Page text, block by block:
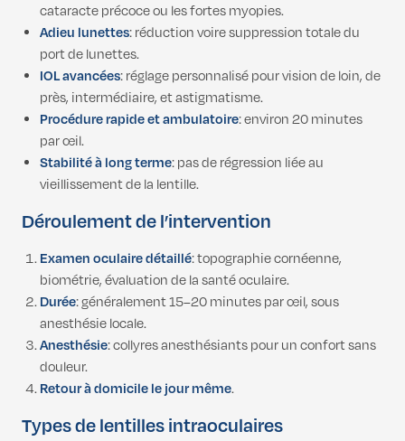
cataracte précoce ou les fortes myopies.
Adieu lunettes: réduction voire suppression totale du
port de lunettes.
IOL avancées: réglage personnalisé pour vision de loin, de
près, intermédiaire, et astigmatisme.
Procédure rapide et ambulatoire: environ 20 minutes
par œil.
Stabilité à long terme: pas de régression liée au
vieillissement de la lentille.
Déroulement de l’intervention
Examen oculaire détaillé: topographie cornéenne,
biométrie, évaluation de la santé oculaire.
Durée: généralement 15–20 minutes par œil, sous
anesthésie locale.
Anesthésie: collyres anesthésiants pour un confort sans
douleur.
Retour à domicile le jour même.
Types de lentilles intraoculaires